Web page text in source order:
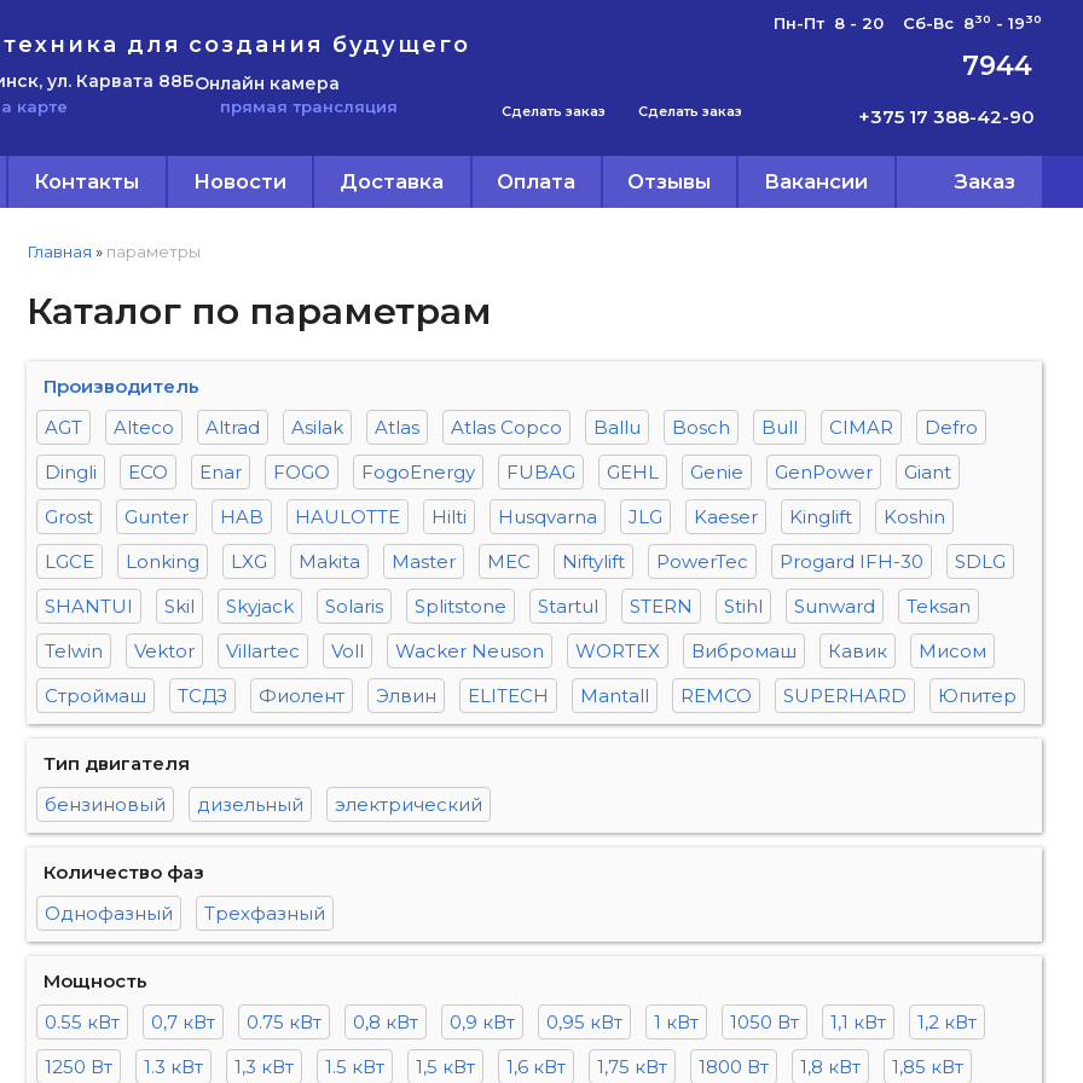
для создания будущего
ул. Карвата 88Б
карте
Онлайн камера
прямая трансляция Сделать заказ Сделать заказ
Пн-Пт 8 - 20 Сб-Вс 830 - 1930
7944
+375 17 388-42-90
Контакты Новости Доставка Оплата Отзывы Вакансии Заказ
Главная » параметры
Каталог по параметрам
Производитель
AGT
Alteco Altrad Asilak Atlas Atlas Copco Ballu Bosch Bull CIMAR
Defro
Dingli
ECO Enar FOGO FogoEnergy FUBAG GEHL Genie GenPower
Giant
Grost
Gunter HAB HAULOTTE Hilti Husqvarna JLG Kaeser Kinglift
Koshin
LGCE
Lonking LXG Makita Master MEC Niftylift PowerTec Progard IFH-30
SDLG
SHANTUI
Skil Skyjack Solaris Splitstone Startul STERN Stihl Sunward
Teksan
Telwin
Vektor Villartec Voll Wacker Neuson WORTEX Вибромаш Кавик
Мисом
Строймаш
ТСДЗ Фиолент Элвин ELITECH Mantall REMCO SUPERHARD Юпитер
Тип двигателя
бензиновый
дизельный электрический
Количество фаз
Однофазный
Трехфазный
Мощность
0.55 кВт
0,7 кВт 0.75 кВт 0,8 кВт 0,9 кВт 0,95 кВт 1 кВт 1050 Вт 1,1 кВт
1,2 кВт
1250 Вт
1.3 кВт 1,3 кВт 1.5 кВт 1,5 кВт 1,6 кВт 1,75 кВт 1800 Вт 1,8 кВт
1,85 кВт